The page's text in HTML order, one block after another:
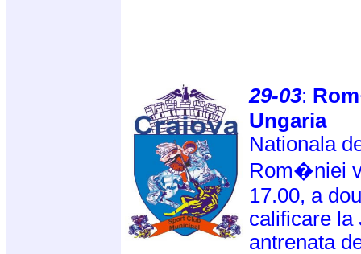
29-03:
Ungaria
Nationala
Rom�niei
17.00, a
calificare la
antrenata